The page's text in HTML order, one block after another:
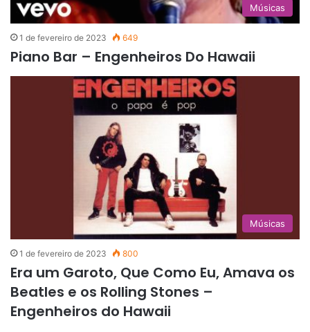
Músicas
1 de fevereiro de 2023 649
Piano Bar – Engenheiros Do Hawaii
Músicas
1 de fevereiro de 2023 800
Era um Garoto, Que Como Eu, Amava os
Beatles e os Rolling Stones –
Engenheiros do Hawaii